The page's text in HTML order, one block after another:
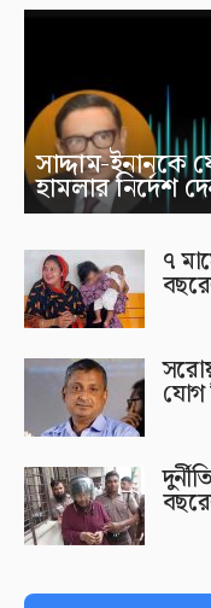
সাদ্দাম-ইনানকে
হামলার নির্দেশ
৭
যোগ